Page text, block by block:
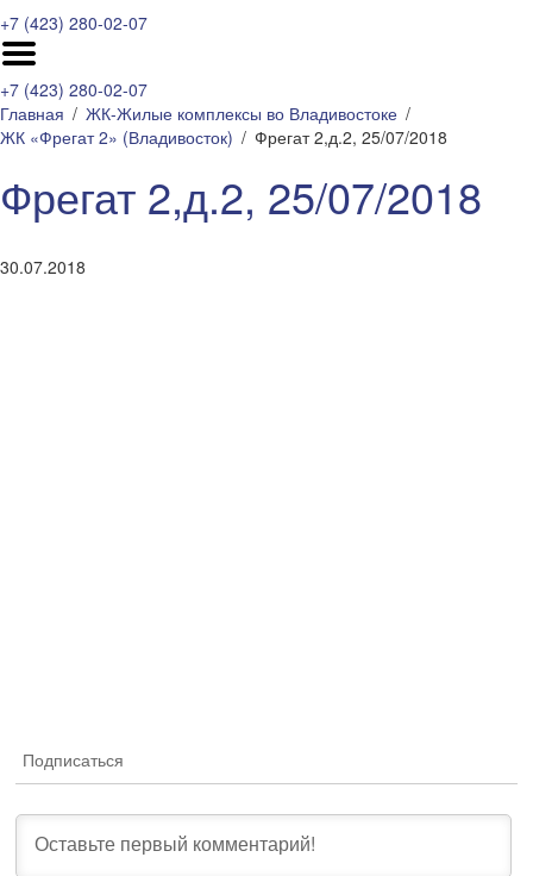
+7 (423) 280-02-07
+7 (423) 280-02-07
Главная
ЖК-Жилые комплексы во Владивостоке
ЖК «Фрегат 2» (Владивосток)
Фрегат 2,д.2, 25/07/2018
Фрегат 2,д.2, 25/07/2018
30.07.2018
Подписаться